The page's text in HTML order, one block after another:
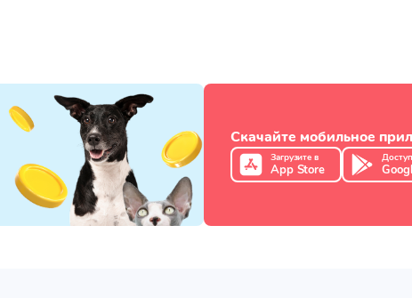
Скачайте мобильное
Загрузите в
App Store